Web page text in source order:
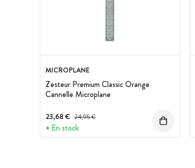
MICROPLANE
Zesteur Premium Classic Orange
Cannelle Microplane
23,68 € Prix avant réduction :
24,95 €
En stock